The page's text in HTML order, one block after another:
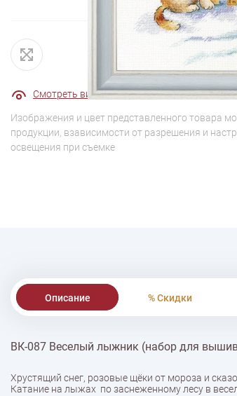
Смотреть видео - обзор Смотреть
Изображения и цвет представленного товара
продукции, взависимости от разрешения и
освещения при съемке
Описание % Скидки
ВК-087 Веселый лыжник (набор для
Хрустящий снег, розовые щёки от мороза и
Катание на лыжах по заснеженному лесу в